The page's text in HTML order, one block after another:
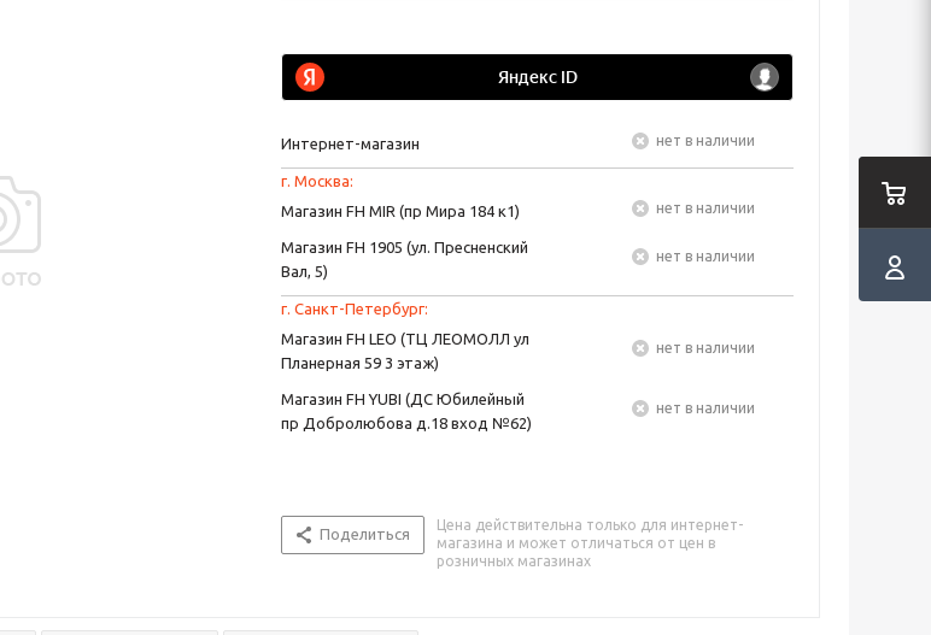
Интернет-магазин Нет в наличии
г. Москва:
Магазин FH MIR (пр Мира 184 к1)
Нет в наличии
Магазин FH 1905 (ул. Пресненский
Вал, 5)
Нет в наличии
г. Санкт-Петербург:
Магазин FH LEO (ТЦ ЛЕОМОЛЛ ул
Планерная 59 3 этаж)
Нет в наличии
Магазин FH YUBI (ДС Юбилейный
пр Добролюбова д.18 вход №62)
Нет в наличии
Поделиться
Цена действительна только для интернет-
магазина и может отличаться от цен в
розничных магазинах